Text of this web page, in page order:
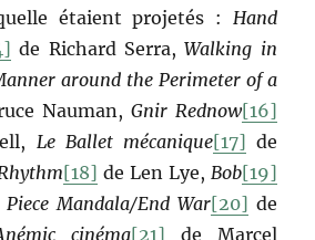
étaient projetés : Hand
de Richard Serra,Walking in
around the Perimeter of a
Nauman, Gnir Rednow[16]
Le Ballet mécanique[17] de
[18] de Len Lye, Bob[19]
Piece Mandala/End War[20] de
cinéma[21] de Marcel